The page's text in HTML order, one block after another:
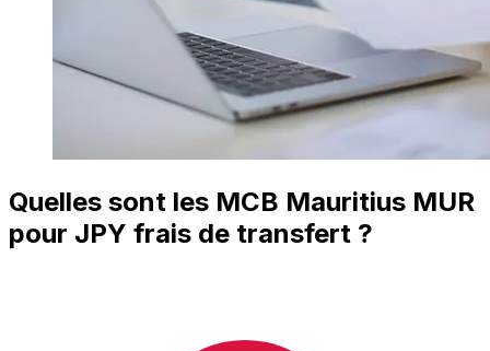
Quelles sont les MCB Mauritius MUR
pour JPY frais de transfert ?